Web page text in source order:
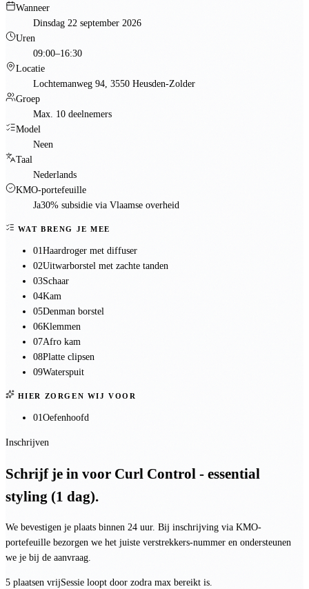
Wanneer
Dinsdag 22 september 2026
Uren
09:00–16:30
Locatie
Lochtemanweg 94, 3550 Heusden-Zolder
Groep
Max. 10 deelnemers
Model
Neen
Taal
Nederlands
KMO-portefeuille
Ja30% subsidie via Vlaamse overheid
WAT BRENG JE MEE
01Haardroger met diffuser
02Uitwarborstel met zachte tanden
03Schaar
04Kam
05Denman borstel
06Klemmen
07Afro kam
08Platte clipsen
09Waterspuit
HIER ZORGEN WIJ VOOR
01Oefenhoofd
Inschrijven
Schrijf je in voor Curl Control - essential
styling (1 dag).
We bevestigen je plaats binnen 24 uur. Bij inschrijving via KMO-
portefeuille bezorgen we het juiste verstrekkers-nummer en ondersteunen
we je bij de aanvraag.
5 plaatsen vrijSessie loopt door zodra max bereikt is.